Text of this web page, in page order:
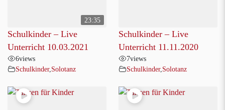
23:35
Schulkinder – Live
Unterricht 10.03.2021
6views
Schulkinder, Solotanz
Schulkinder – Live
Unterricht 11.11.2020
7views
Schulkinder, Solotanz